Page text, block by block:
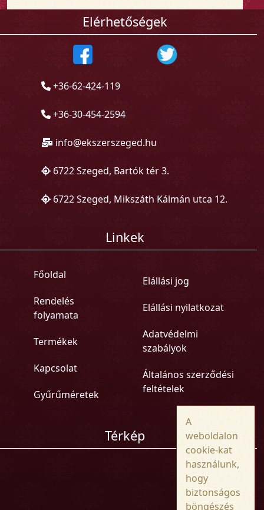
Elérhetőségek
+36-62-424-119
+36-30-454-2594
info@ekszerszeged.hu
6722 Szeged, Bartók tér 3.
6722 Szeged, Mikszáth Kálmán utca 12.
Linkek
Főoldal
Rendelés
folyamata
Termékek
Kapcsolat
Gyűrűméretek
Elállási jog
Elállási nyilatkozat
Adatvédelmi
szabályok
Általános szerződési
feltételek
Térkép
A
weboldalon
cookie-kat
használunk,
hogy
biztonságos
böngészés